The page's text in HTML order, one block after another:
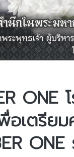
ONE
อเตรี
ONE